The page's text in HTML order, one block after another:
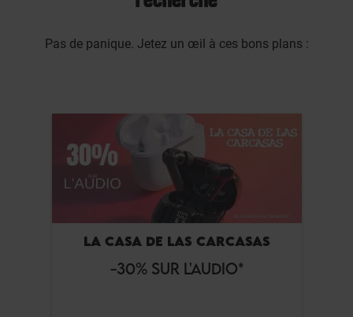
Pas de panique. Jetez un œil à ces bons plans :
LA CASA DE LAS CARCASAS
-30% SUR L'AUDIO*